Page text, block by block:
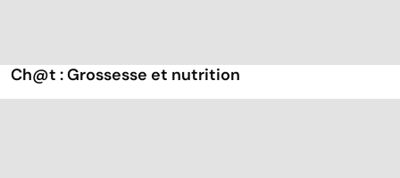
Ch@t : Grossesse et nutrition